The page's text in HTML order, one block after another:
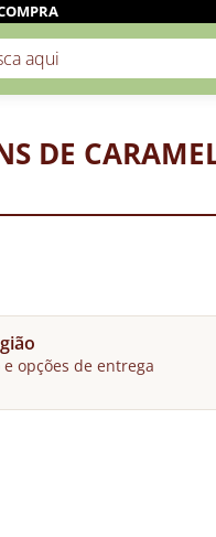
DE
opções de entrega